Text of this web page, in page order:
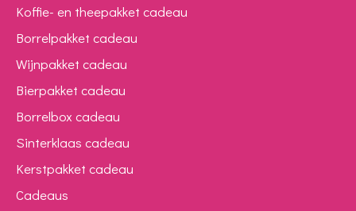
Koffie- en theepakket cadeau
Borrelpakket cadeau
Wijnpakket cadeau
Bierpakket cadeau
Borrelbox cadeau
Sinterklaas cadeau
Kerstpakket cadeau
Cadeaus